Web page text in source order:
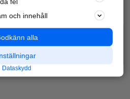
och innehåll
alla
Dataskydd